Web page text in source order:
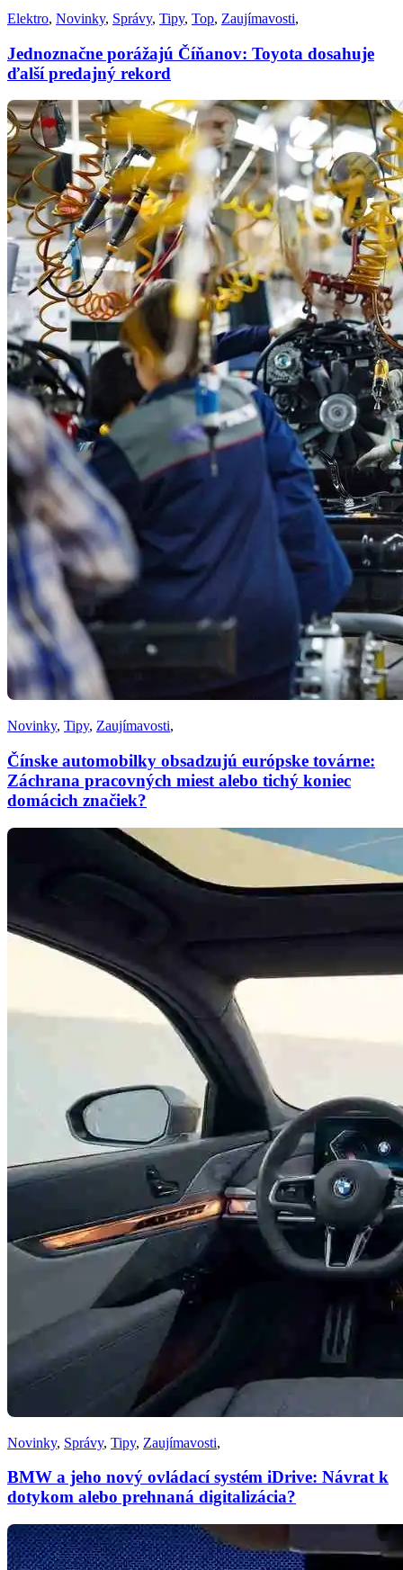
Elektro, Novinky, Správy, Tipy, Top, Zaujímavosti,
Jednoznačne porážajú Číňanov: Toyota dosahuje
ďalší predajný rekord
Novinky, Tipy, Zaujímavosti,
Čínske automobilky obsadzujú európske továrne:
Záchrana pracovných miest alebo tichý koniec
domácich značiek?
Novinky, Správy, Tipy, Zaujímavosti,
BMW a jeho nový ovládací systém iDrive: Návrat k
dotykom alebo prehnaná digitalizácia?